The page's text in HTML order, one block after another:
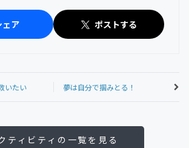
ェア ポストする
いたい 夢は自分で掴みとる！
ティビティの一覧を見る